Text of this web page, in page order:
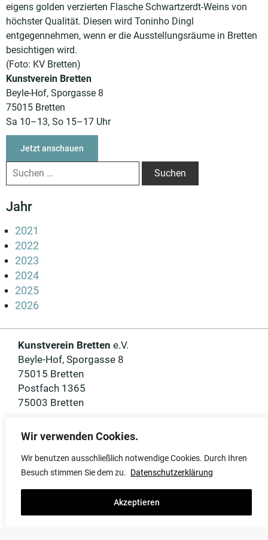
Wir verwenden Cookies.
Wir benutzen ausschließlich notwendige Cookies. Durch Ihren
Besuch stimmen Sie dem zu. Datenschutzerklärung
Akzeptieren
eigens golden verzierten Flasche Schwartzerdt-Weins von
höchster Qualität. Diesen wird Toninho Dingl
entgegennehmen, wenn er die Ausstellungsräume in Bretten
besichtigen wird.
(Foto: KV Bretten)
Kunstverein Bretten
Beyle-Hof, Sporgasse 8
75015 Bretten
Sa 10–13, So 15–17 Uhr
Jetzt anschauen
Jahr
2021
2022
2023
2024
2025
2026
Kunstverein Bretten e.V.
Beyle-Hof, Sporgasse 8
75015 Bretten
Postfach 1365
75003 Bretten
Sa 10 – 13 Uhr
So 15 – 17 Uhr
Kontakt
+49 (0) 7252 82 11(Benedikt Forster)